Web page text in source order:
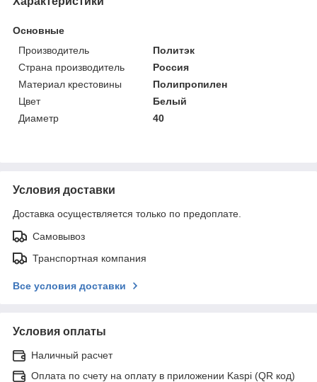
Основные
Производитель
Политэк
Страна производитель
Россия
Материал крестовины
Полипропилен
Цвет
Белый
Диаметр
40
Условия доставки
Доставка осуществляется только по предоплате.
Самовывоз
Транспортная компания
Все условия доставки
Условия оплаты
Наличный расчет
Оплата по счету на оплату в приложении Kaspi (QR код)